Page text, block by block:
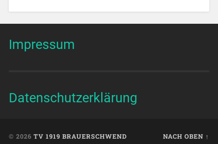
Impressum
Datenschutzerklärung
© 2026 TV 1919 BRAUERSCHWEND NACH OBEN ↑